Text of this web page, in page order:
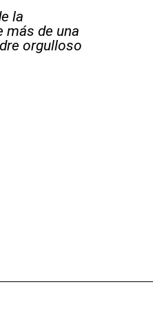
la
más de una
orgulloso